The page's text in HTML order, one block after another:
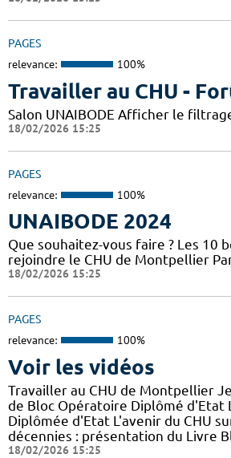
PAGES
relevance: 100%
Travailler au CHU -
Salon UNAIBODE Afficher le
18/02/2026 15:25
PAGES
relevance: 100%
UNAIBODE 2024
Que souhaitez-vous faire ? Les 10
rejoindre le CHU de Montpellier
18/02/2026 15:25
PAGES
relevance: 100%
Voir les vidéos
Travailler au CHU de Montpellier
de Bloc Opératoire Diplômé d'Etat
Diplômée d'Etat L'avenir du CHU
décennies : présentation du Livre
18/02/2026 15:25